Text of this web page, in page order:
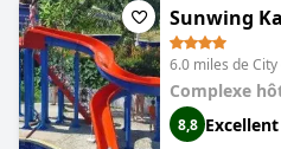
amusant et sûr, ce qui le rend
éléments supplémentaires tels
éclaboussantes et des souffleurs
l'expérience globale, créant une
amusante et interactive. Les
les équipements de piscine bien
contribuent à un séjour
Sunwing
6.0 miles de
Complexe
8,8 Excellent